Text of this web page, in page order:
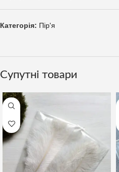
Категорія: Пір'я
Супутні товари